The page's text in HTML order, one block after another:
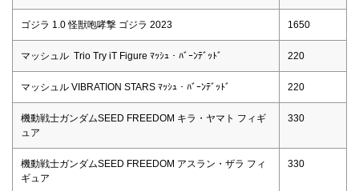
ゴジラ 1.0 怪獣咆哮撃 ゴジラ 2023 1650
マッシュル Trio Try iT Figure ﾏｯｼｭ・ﾊﾞｰﾝﾃﾞｯﾄﾞ 220
マッシュル VIBRATION STARS ﾏｯｼｭ・ﾊﾞｰﾝﾃﾞｯﾄﾞ 220
機動戦士ガンダムSEED FREEDOM キラ・ヤマト フィギ
ュア
330
機動戦士ガンダムSEED FREEDOM アスラン・ザラ フィ
ギュア
330